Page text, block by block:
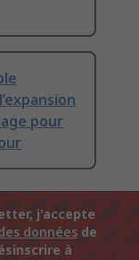
pour
j'accepte
données de
à